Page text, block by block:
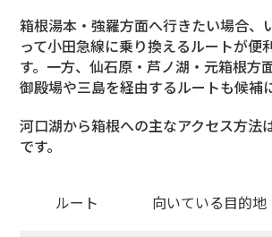
箱根湯本・強羅方面へ行きたい場合、
って小田急線に乗り換えるルートが便
す。一方、仙石原・芦ノ湖・元箱根方
御殿場や三島を経由するルートも候補
河口湖から箱根への主なアクセス方法
です。
ルート 向いている目的地